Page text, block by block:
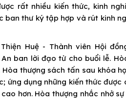
rất nhiều kiến thức, kinh
ban thư ký tập hợp và rút kinh
Huệ - Thành viên Hội
An ban lời đạo từ cho buổi lễ.
thượng sách tấn sau khóa
ứng dụng những kiến thức
hơn. Hòa thượng nhắc nhở